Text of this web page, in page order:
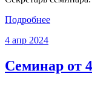
Подробнее
4 апр 2024
Семинар от